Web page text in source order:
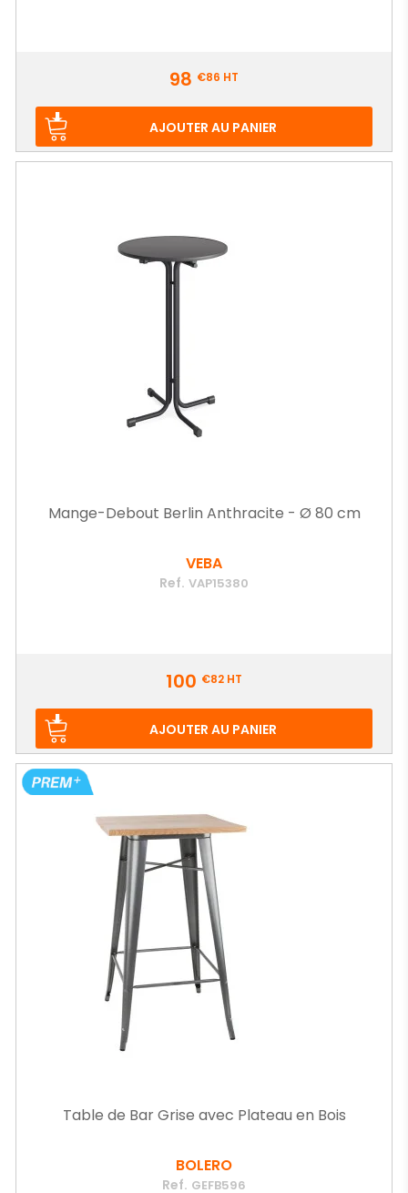
98 €86 HT
AJOUTER AU PANIER
Mange-Debout Berlin Anthracite - Ø 80 cm
VEBA
Ref. VAP15380
100 €82 HT
AJOUTER AU PANIER
Table de Bar Grise avec Plateau en Bois
BOLERO
Ref. GEFB596